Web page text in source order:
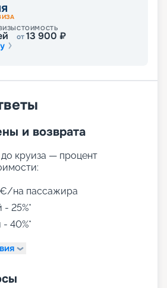
СТОИМОСТЬ
от13 900 ₽
и возврата
круиза — процент
на пассажира
25%*
40%*